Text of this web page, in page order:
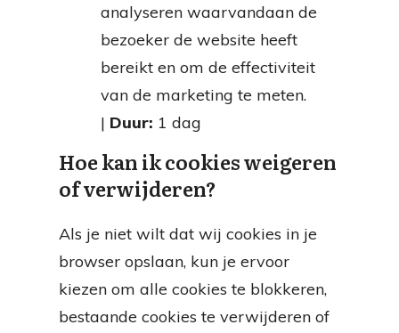
analyseren waarvandaan de
bezoeker de website heeft
bereikt en om de effectiviteit
van de marketing te meten.
| Duur: 1 dag
Hoe kan ik cookies weigeren
of verwijderen?
Als je niet wilt dat wij cookies in je
browser opslaan, kun je ervoor
kiezen om alle cookies te blokkeren,
bestaande cookies te verwijderen of